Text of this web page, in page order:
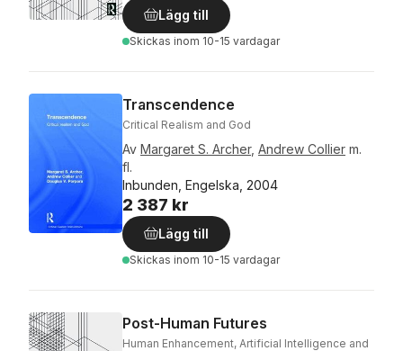
Lägg till
Skickas inom 10-15 vardagar
Transcendence
Critical Realism and God
Av Margaret S. Archer, Andrew Collier m.
fl.
Inbunden, Engelska, 2004
2 387 kr
Lägg till
Skickas inom 10-15 vardagar
Post-Human Futures
Human Enhancement, Artificial Intelligence and